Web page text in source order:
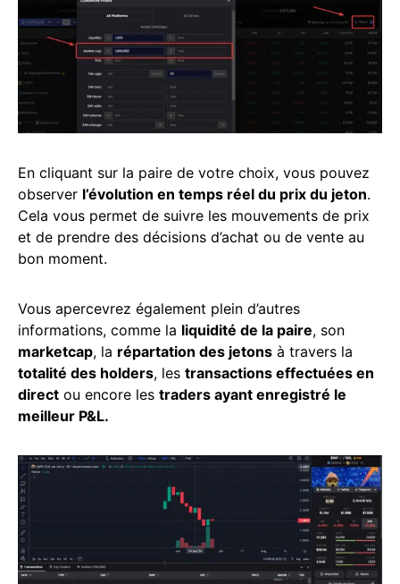
En cliquant sur la paire de votre choix, vous pouvez
observer l’évolution en temps réel du prix du jeton.
Cela vous permet de suivre les mouvements de prix
et de prendre des décisions d’achat ou de vente au
bon moment.
Vous apercevrez également plein d’autres
informations, comme la liquidité de la paire, son
marketcap, la répartation des jetons à travers la
totalité des holders, les transactions effectuées en
direct ou encore les traders ayant enregistré le
meilleur P&L.